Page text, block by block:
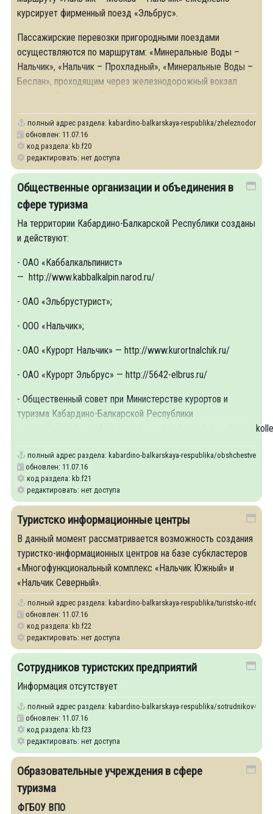
курсирует фирменный поезд «Эльбрус».
Пассажирские перевозки пригородными поездами
осуществляются по маршрутам: «Минеральные Воды –
Нальчик», «Нальчик – Прохладный», «Минеральные Воды –
Беслан», проходящим через железнодорожный вокзал
полный адрес раздела: kabardino-balkarskaya-respublika/
обновлен: 11.07.16
код раздела: kb.f20
редактировать: нет доступа
Общественные организации и объединения в
сфере туризма
На территории Кабардино-Балкарской Республики созданы
и действуют:
- ОАО «Каббалкальпинист»
— http://www.kabbalkalpin.narod.ru/
- ОАО «Эльбрустурист»;
- ООО «Нальчик»;
- ОАО «Курорт Нальчик» — http://www.kurortnalchik.ru/
- ОАО «Курорт Эльбрус» — http://5642-elbrus.ru/
- Общественный совет при Министерстве курортов и
туризма Кабардино-Балкарской Республики
— http://pravitelstvo.kbr.ru/oigv/minturizm/
полный адрес раздела: kabardino-balkarskaya-respublika/
обновлен: 11.07.16
код раздела: kb.f21
редактировать: нет доступа
Туристско информационные центры
В данный момент рассматривается возможность создания
туристко-информационных центров на базе субкластеров
«Многофункциональный комплекс «Нальчик Южный» и
«Нальчик Северный».
полный адрес раздела: kabardino-balkarskaya-respublika/turistsko-
обновлен: 11.07.16
код раздела: kb.f22
редактировать: нет доступа
Сотрудников туристских предприятий
Информация отсутствует
полный адрес раздела: kabardino-balkarskaya-respublika/sotrudnikov-
обновлен: 11.07.16
код раздела: kb.f23
редактировать: нет доступа
Образовательные учреждения в сфере
туризма
ФГБОУ ВПО